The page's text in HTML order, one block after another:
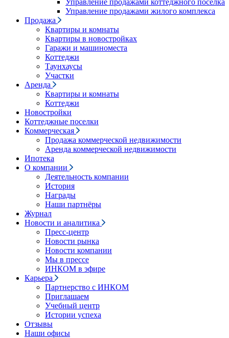
Управление продажами коттеджного поселка
Управление продажами жилого комплекса
Продажа
Квартиры и комнаты
Квартиры в новостройках
Гаражи и машиноместа
Коттеджи
Таунхаусы
Участки
Аренда
Квартиры и комнаты
Коттеджи
Новостройки
Коттеджные поселки
Коммерческая
Продажа коммерческой недвижимости
Аренда коммерческой недвижимости
Ипотека
О компании
Деятельность компании
История
Награды
Наши партнёры
Журнал
Новости и аналитика
Пресс-центр
Новости рынка
Новости компании
Мы в прессе
ИНКОМ в эфире
Карьера
Партнерство с ИНКОМ
Приглашаем
Учебный центр
Истории успеха
Отзывы
Наши офисы